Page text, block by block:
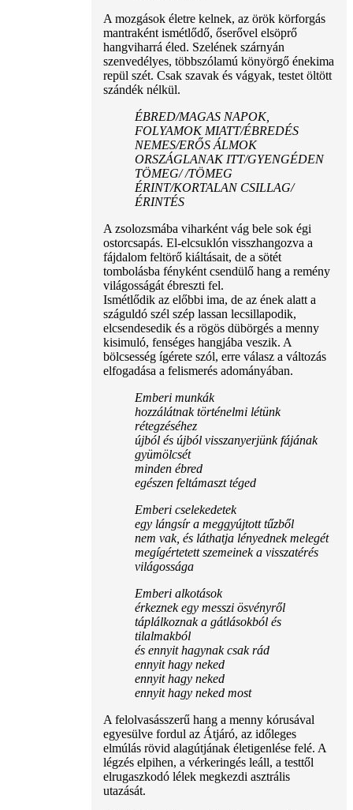
A mozgások életre kelnek, az örök körforgás
mantraként ismétlődő, őserővel elsöprő
hangviharrá éled. Szelének szárnyán
szenvedélyes, többszólamú könyörgő énekima
repül szét. Csak szavak és vágyak, testet öltött
szándék nélkül.
ÉBRED/MAGAS NAPOK,
FOLYAMOK MIATT/ÉBREDÉS
NEMES/ERŐS ÁLMOK
ORSZÁGLANAK ITT/GYENGÉDEN
TÖMEG/ /TÖMEG
ÉRINT/KORTALAN CSILLAG/
ÉRINTÉS
A zsolozsmába viharként vág bele sok égi
ostorcsapás. El-elcsuklón visszhangozva a
fájdalom feltörő kiáltásait, de a sötét
tombolásba fényként csendülő hang a remény
világosságát ébreszti fel.
Ismétlődik az előbbi ima, de az ének alatt a
száguldó szél szép lassan lecsillapodik,
elcsendesedik és a rögös dübörgés a menny
kisimuló, fenséges hangjába veszik. A
bölcsesség ígérete szól, erre válasz a változás
elfogadása a felismerés adományában.
Emberi munkák
hozzálátnak történelmi létünk
rétegzéséhez
újból és újból visszanyerjünk fájának
gyümölcsét
minden ébred
egészen feltámaszt téged
Emberi cselekedetek
egy lángsír a meggyújtott tűzből
nem vak, és láthatja lényednek melegét
megígértetett szemeinek a visszatérés
világossága
Emberi alkotások
érkeznek egy messzi ösvényről
táplálkoznak a gátlásokból és
tilalmakból
és ennyit hagynak csak rád
ennyit hagy neked
ennyit hagy neked
ennyit hagy neked most
A felolvasásszerű hang a menny kórusával
egyesülve fordul az Átjáró, az időleges
elmúlás rövid alagútjának életigenlése felé. A
légzés elpihen, a vérkeringés leáll, a testtől
elrugaszkodó lélek megkezdi asztrális
utazását.